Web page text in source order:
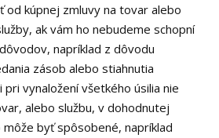
od kúpnej zmluvy na tovar alebo
ak vám ho nebudeme schopní
napríklad z dôvodu
zásob alebo stiahnutia
pri vynaložení všetkého úsilia nie
alebo službu, v dohodnutej
byť spôsobené, napríklad